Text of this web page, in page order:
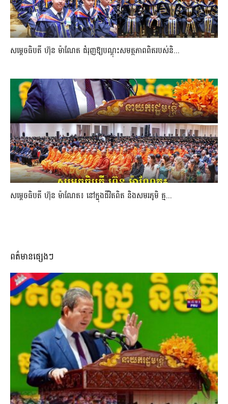
សម្តេចធិបតី ហ៊ុន ម៉ាណែត ជំរុញឱ្យបណ្តុះសមត្ថភាពពិតរបស់និ...
សម្តេចធិបតី ហ៊ុន ម៉ាណែត៖ នៅក្នុងជីវិតពិត និងសមរភូមិ គ្ម...
ពត៌មានផ្សេងៗ